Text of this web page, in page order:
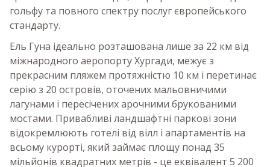
гольфу та повного спектру послуг європейського
стандарту.
Ель Гуна ідеально розташована лише за 22 км від
міжнародного аеропорту Хургади, межує з
прекрасним пляжем протяжністю 10 км і перетинає
серію з 20 островів, оточених мальовничими
лагунами і пересічених арочними брукованими
мостами. Привабливі ландшафтні паркові зони
відокремлюють готелі від вілл і апартаментів на
всьому курорті, який займає площу понад 35
мільйонів квадратних метрів - це еквівалент 5 200